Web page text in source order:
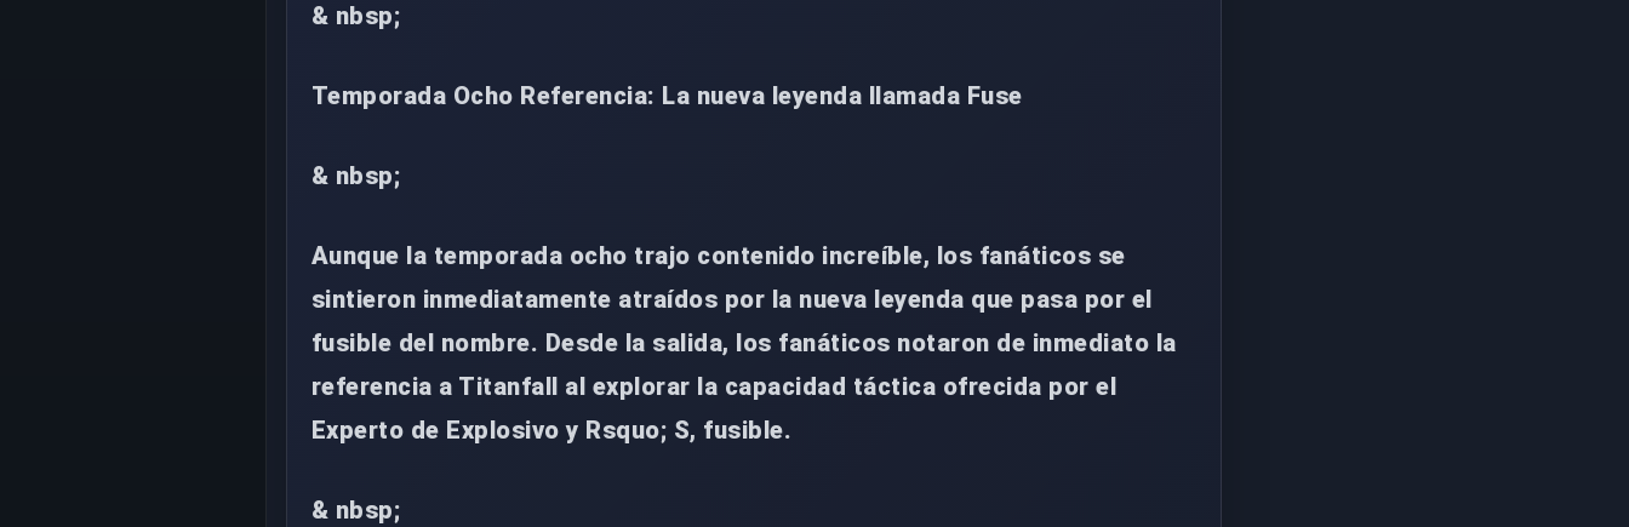
& nbsp;
Temporada Ocho Referencia: La nueva leyenda llamada Fuse
& nbsp;
Aunque la temporada ocho trajo contenido increíble, los fanáticos se
sintieron inmediatamente atraídos por la nueva leyenda que pasa por el
fusible del nombre. Desde la salida, los fanáticos notaron de inmediato la
referencia a Titanfall al explorar la capacidad táctica ofrecida por el
Experto de Explosivo y Rsquo; S, fusible.
& nbsp;